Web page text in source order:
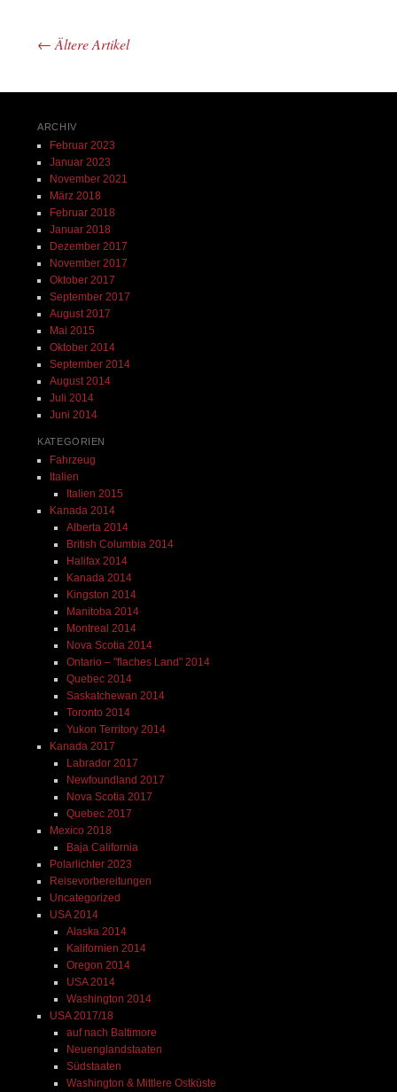
← Ältere Artikel
ARCHIV
Februar 2023
Januar 2023
November 2021
März 2018
Februar 2018
Januar 2018
Dezember 2017
November 2017
Oktober 2017
September 2017
August 2017
Mai 2015
Oktober 2014
September 2014
August 2014
Juli 2014
Juni 2014
KATEGORIEN
Fahrzeug
Italien
Italien 2015
Kanada 2014
Alberta 2014
British Columbia 2014
Halifax 2014
Kanada 2014
Kingston 2014
Manitoba 2014
Montreal 2014
Nova Scotia 2014
Ontario – "flaches Land" 2014
Quebec 2014
Saskatchewan 2014
Toronto 2014
Yukon Territory 2014
Kanada 2017
Labrador 2017
Newfoundland 2017
Nova Scotia 2017
Quebec 2017
Mexico 2018
Baja California
Polarlichter 2023
Reisevorbereitungen
Uncategorized
USA 2014
Alaska 2014
Kalifornien 2014
Oregon 2014
USA 2014
Washington 2014
USA 2017/18
auf nach Baltimore
Neuenglandstaaten
Südstaaten
Washington & Mittlere Ostküste